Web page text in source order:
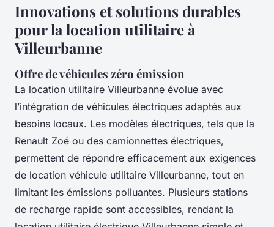
Innovations et solutions durables
pour la location utilitaire à
Villeurbanne
Offre de véhicules zéro émission
La location utilitaire Villeurbanne évolue avec
l’intégration de véhicules électriques adaptés aux
besoins locaux. Les modèles électriques, tels que la
Renault Zoé ou des camionnettes électriques,
permettent de répondre efficacement aux exigences
de location véhicule utilitaire Villeurbanne, tout en
limitant les émissions polluantes. Plusieurs stations
de recharge rapide sont accessibles, rendant la